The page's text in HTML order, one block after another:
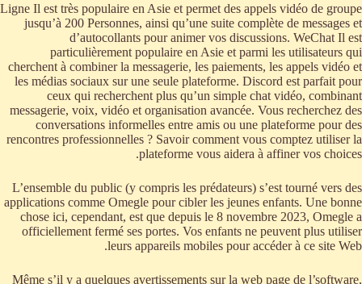
Ligne Il est très populaire en Asie et permet des appels vidéo de groupe
jusqu’à 200 Personnes, ainsi qu’une suite complète de messages et
d’autocollants pour animer vos discussions. WeChat Il est
particulièrement populaire en Asie et parmi les utilisateurs qui
cherchent à combiner la messagerie, les paiements, les appels vidéo et
les médias sociaux sur une seule plateforme. Discord est parfait pour
ceux qui recherchent plus qu’un simple chat vidéo, combinant
messagerie, voix, vidéo et organisation avancée. Vous recherchez des
conversations informelles entre amis ou une plateforme pour des
rencontres professionnelles ? Savoir comment vous comptez utiliser la
plateforme vous aidera à affiner vos choices.
L’ensemble du public (y compris les prédateurs) s’est tourné vers des
applications comme Omegle pour cibler les jeunes enfants. Une bonne
chose ici, cependant, est que depuis le 8 novembre 2023, Omegle a
officiellement fermé ses portes. Vos enfants ne peuvent plus utiliser
leurs appareils mobiles pour accéder à ce site Web.
Même s’il y a quelques avertissements sur la web page de l’software,